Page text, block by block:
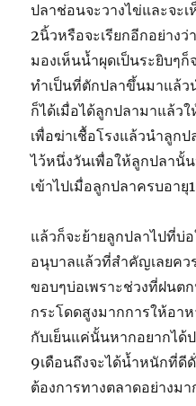
ปลาช่อนจะวางไข่และจะ
2นิ้วหรือจะเรียกอีกอย่าง
มองเห็นน้ำผุดเป็นระยิบๆก็
ทำเป็นที่ตักปลาขึ้นมาแล้ว
ก็ได้เมื่อได้ลูกปลามาแล้ว
เพื่อฆ่าเชื้อโรงแล้วนำลูก
ไว้หนึ่งวันเพื่อให้ลูกปลานั้
เข้าไปเมื่อลูกปลาครบอายุ1
แล้วก็จะย้ายลูกปลาไปที่บ่
อนุบาลแล้วที่สำคัญเลยคว
ขอบๆบ่อเพราะช่วงที่ฝนต
กระโดดสูงมากการให้อา
กับเย็นแค่นั้นหากอยากได้
9เดือนถึงจะได้น้ำหนักที่ดี
ต้องการทางตลาดอย่างม